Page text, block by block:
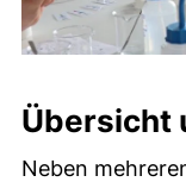
Übersicht
Neben